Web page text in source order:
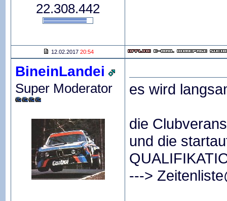
22.308.442
12.02.2017 20:54
BineinLandei
Super Moderator es wird
die
und die
--->